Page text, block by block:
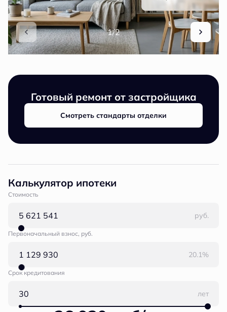
1/2
Готовый ремонт от застройщика
Смотреть стандарты отделки
Калькулятор ипотеки
Стоимость
руб.
Первоначальный взнос, руб.
20.1%
Срок кредитования
лет